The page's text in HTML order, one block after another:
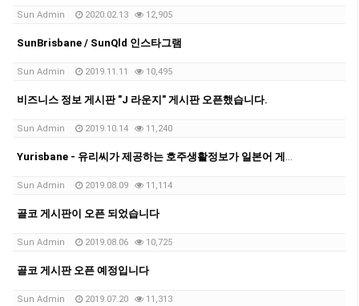
Sun Admin 2020.02.13 12,905
SunBrisbane / SunQld 인스타그램
Sun Admin 2019.11.11 10,495
비즈니스 정보 게시판 "J 라운지" 게시판 오픈했습니다.
Sun Admin 2019.10.14 11,240
Yurisbane - 유리씨가 제공하는 호주생활정보가 일본어 게시판 오픈되었습니다
Sun Admin 2019.08.09 11,114
골코 게시판이 오픈 되었습니다
Sun Admin 2019.08.06 10,725
골코 게시판 오픈 예정입니다
Sun Admin 2019.07.20 11,313